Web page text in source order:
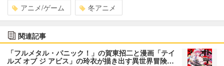
アニメ/ゲーム 冬アニメ
関連記事
「フルメタル・パニック！」の賀東招二と漫画「テイ
ルズ オブ ジ アビス」の玲衣が描き出す異世界冒険…